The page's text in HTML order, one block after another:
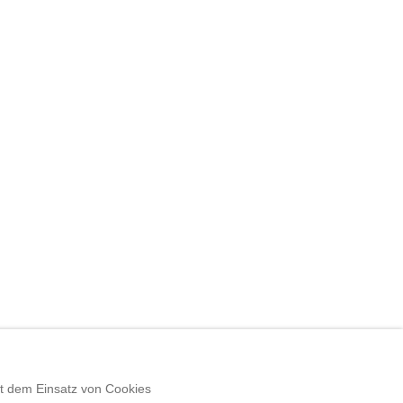
dem Einsatz von Cookies